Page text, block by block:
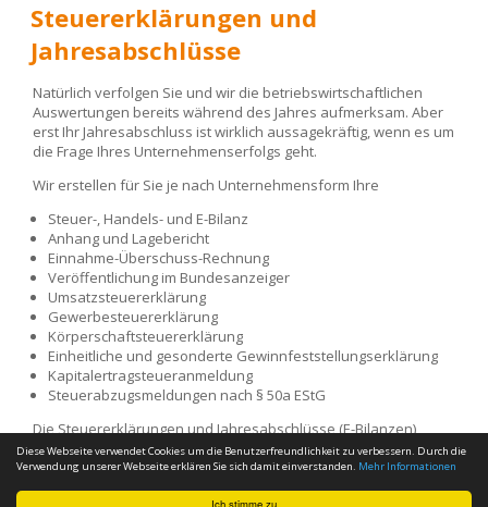
Ich stimme zu
Diese Webseite verwendet Cookies um die Benutzerfreundlichkeit zu verbessern. Durch die
Verwendung unserer Webseite erklären Sie sich damit einverstanden. Mehr Informationen
Steuererklärungen und
Jahresabschlüsse
Natürlich verfolgen Sie und wir die betriebswirtschaftlichen
Auswertungen bereits während des Jahres aufmerksam. Aber
erst Ihr Jahresabschluss ist wirklich aussagekräftig, wenn es um
die Frage Ihres Unternehmenserfolgs geht.
Wir erstellen für Sie je nach Unternehmensform Ihre
Steuer-, Handels- und E-Bilanz
Anhang und Lagebericht
Einnahme-Überschuss-Rechnung
Veröffentlichung im Bundesanzeiger
Umsatzsteuererklärung
Gewerbesteuererklärung
Körperschaftsteuererklärung
Einheitliche und gesonderte Gewinnfeststellungserklärung
Kapitalertragsteueranmeldung
Steuerabzugsmeldungen nach § 50a EStG
Die Steuererklärungen und Jahresabschlüsse (E-Bilanzen)
werden von uns entsprechend der gesetzlichen Vorgaben auf
elektronischem Weg an die Finanzverwaltung übermittelt.